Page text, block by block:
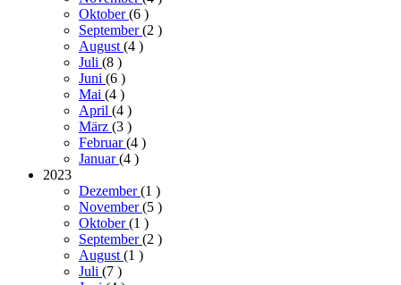
Oktober(6 )
September(2 )
August (4 )
Juli (8 )
Juni (6 )
Mai (4 )
April (4 )
März (3 )
Februar(4 )
Januar(4 )
2023
Dezember(1 )
November(5 )
Oktober(1 )
September(2 )
August (1 )
Juli (7 )